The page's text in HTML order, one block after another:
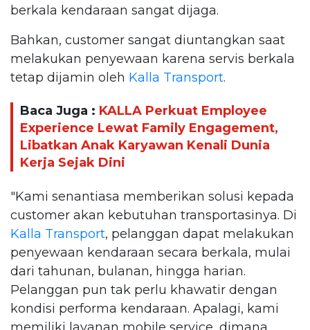
berkala kendaraan sangat dijaga.
Bahkan, customer sangat diuntangkan saat
melakukan penyewaan karena servis berkala
tetap dijamin oleh Kalla Transport.
Baca Juga : KALLA Perkuat Employee
Experience Lewat Family Engagement,
Libatkan Anak Karyawan Kenali Dunia
Kerja Sejak Dini
"Kami senantiasa memberikan solusi kepada
customer akan kebutuhan transportasinya. Di
Kalla Transport, pelanggan dapat melakukan
penyewaan kendaraan secara berkala, mulai
dari tahunan, bulanan, hingga harian.
Pelanggan pun tak perlu khawatir dengan
kondisi performa kendaraan. Apalagi, kami